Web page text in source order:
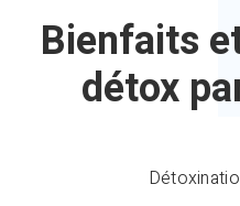
Bienfaits
détox